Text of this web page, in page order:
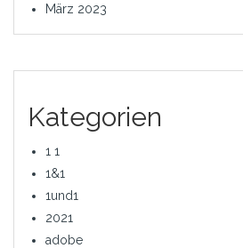
März 2023
Kategorien
1 1
1&1
1und1
2021
adobe